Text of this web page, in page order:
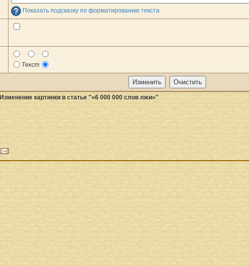
Показать подсказку по форматированию текста
Текст
Изменение картинки в статье "«6 000 000 слов лжи»"
.